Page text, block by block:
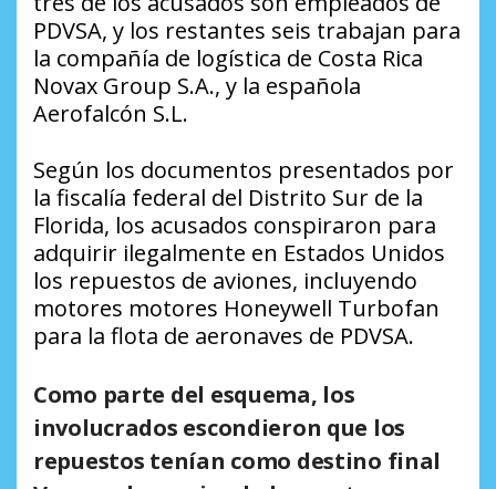
PDVSA, y los restantes seis trabajan para
la compañía de logística de Costa Rica
Novax Group S.A., y la española
Aerofalcón S.L.
Según los documentos presentados por
la fiscalía federal del Distrito Sur de la
Florida, los acusados conspiraron para
adquirir ilegalmente en Estados Unidos
los repuestos de aviones, incluyendo
motores motores Honeywell Turbofan
para la flota de aeronaves de PDVSA.
Como parte del esquema, los
involucrados escondieron que los
repuestos tenían como destino final